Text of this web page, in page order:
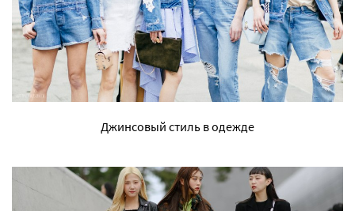
Джинсовый стиль в одежде